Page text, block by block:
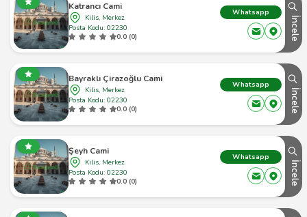
Katrancı Cami
Kilis, Merkez
Posta Kodu: 02230
0.0 (0)
Whatsapp
İncele
Bayraklı Çirazoğlu Cami
Kilis, Merkez
Posta Kodu: 02230
0.0 (0)
Whatsapp
İncele
Şeyh Cami
Kilis, Merkez
Posta Kodu: 02230
0.0 (0)
Whatsapp
İncele